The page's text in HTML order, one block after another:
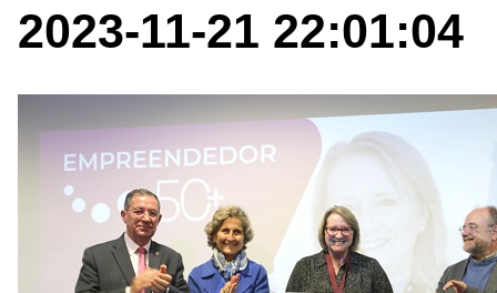
2023-11-21 22:01:04